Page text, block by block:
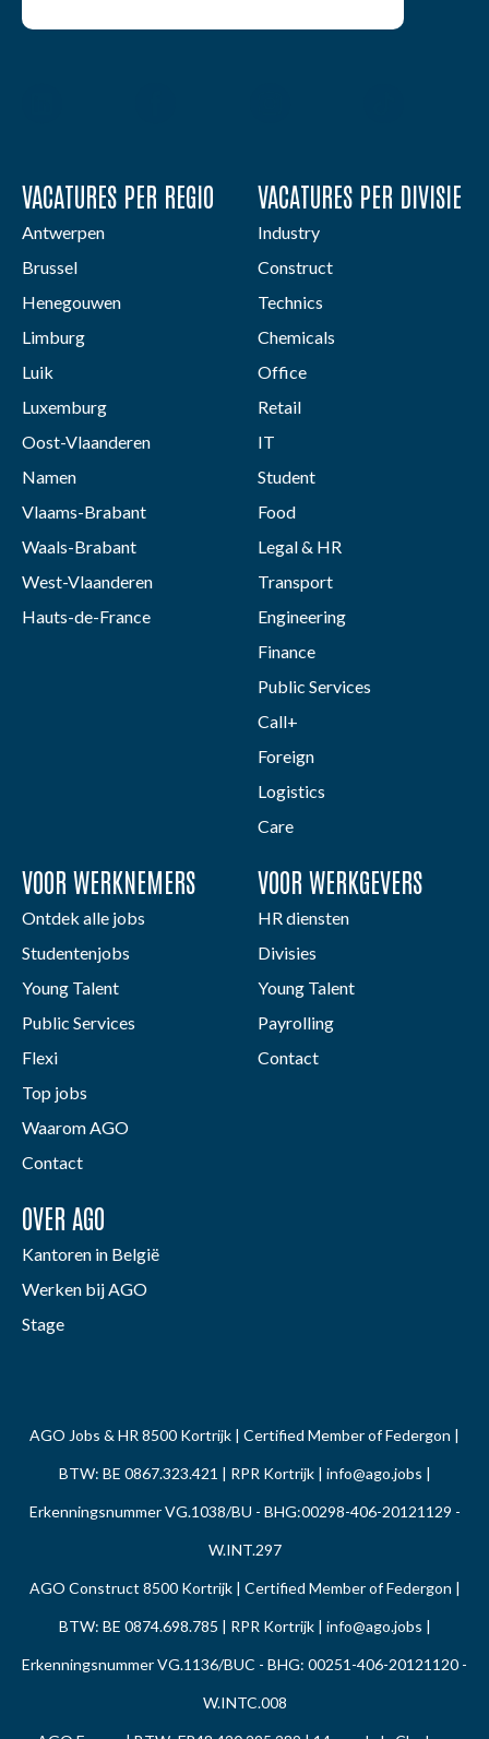
VACATURES PER REGIO
Antwerpen
Brussel
Henegouwen
Limburg
Luik
Luxemburg
Oost-Vlaanderen
Namen
Vlaams-Brabant
Waals-Brabant
West-Vlaanderen
Hauts-de-France
VACATURES PER DIVISIE
Industry
Construct
Technics
Chemicals
Office
Retail
IT
Student
Food
Legal & HR
Transport
Engineering
Finance
Public Services
Call+
Foreign
Logistics
Care
VOOR WERKNEMERS
Ontdek alle jobs
Studentenjobs
Young Talent
Public Services
Flexi
Top jobs
Waarom AGO
Contact
VOOR WERKGEVERS
HR diensten
Divisies
Young Talent
Payrolling
Contact
OVER AGO
Kantoren in België
Werken bij AGO
Stage
AGO Jobs & HR 8500 Kortrijk | Certified Member of Federgon |
BTW: BE 0867.323.421 | RPR Kortrijk | info@ago.jobs |
Erkenningsnummer VG.1038/BU - BHG:00298-406-20121129 -
W.INT.297
AGO Construct 8500 Kortrijk | Certified Member of Federgon |
BTW: BE 0874.698.785 | RPR Kortrijk | info@ago.jobs |
Erkenningsnummer VG.1136/BUC - BHG: 00251-406-20121120 -
W.INTC.008